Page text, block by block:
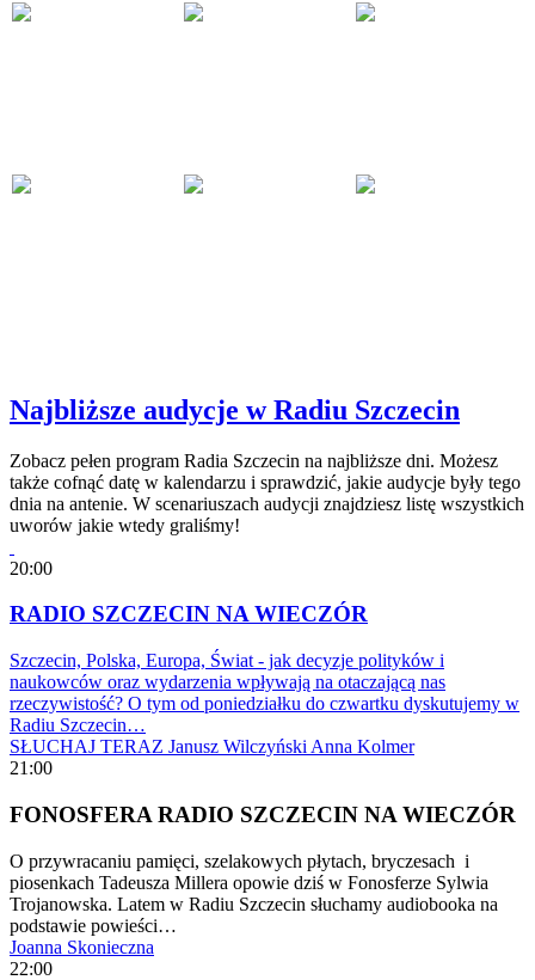
Najbliższe audycje w Radiu Szczecin
Zobacz pełen program Radia Szczecin na najbliższe dni. Możesz
także cofnąć datę w kalendarzu i sprawdzić, jakie audycje były tego
dnia na antenie. W scenariuszach audycji znajdziesz listę wszystkich
uworów jakie wtedy graliśmy!
20:00
RADIO SZCZECIN NA WIECZÓR
Szczecin, Polska, Europa, Świat - jak decyzje polityków i
naukowców oraz wydarzenia wpływają na otaczającą nas
rzeczywistość? O tym od poniedziałku do czwartku dyskutujemy w
Radiu Szczecin…
SŁUCHAJ TERAZ Janusz Wilczyński Anna Kolmer
21:00
FONOSFERA RADIO SZCZECIN NA WIECZÓR
O przywracaniu pamięci, szelakowych płytach, bryczesach i
piosenkach Tadeusza Millera opowie dziś w Fonosferze Sylwia
Trojanowska. Latem w Radiu Szczecin słuchamy audiobooka na
podstawie powieści…
Joanna Skonieczna
22:00